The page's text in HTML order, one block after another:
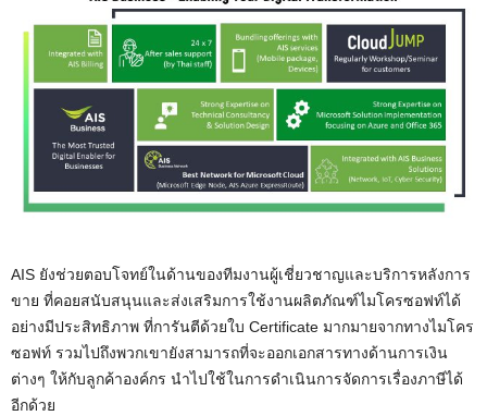
AIS ยังช่วยตอบโจทย์ในด้านของทีมงานผู้เชี่ยวชาญและบริการหลังการ
ขาย ที่คอยสนับสนุนและส่งเสริมการใช้งานผลิตภัณฑ์ไมโครซอฟท์ได้
อย่างมีประสิทธิภาพ ที่การันตีด้วยใบ Certificate มากมายจากทางไมโคร
ซอฟท์ รวมไปถึงพวกเขายังสามารถที่จะออกเอกสารทางด้านการเงิน
ต่างๆ ให้กับลูกค้าองค์กร นำไปใช้ในการดำเนินการจัดการเรื่องภาษีได้
อีกด้วย